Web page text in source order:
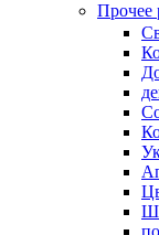
Прочее